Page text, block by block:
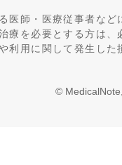
医師・医療従事者な
療を必要とする方は
利用に関して発生し
©